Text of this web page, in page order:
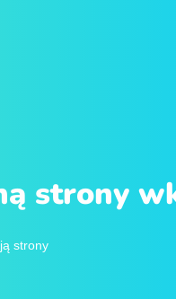
strony
strony